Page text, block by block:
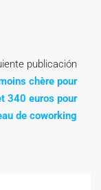
publicación
chère pour
340 euros pour
de coworking